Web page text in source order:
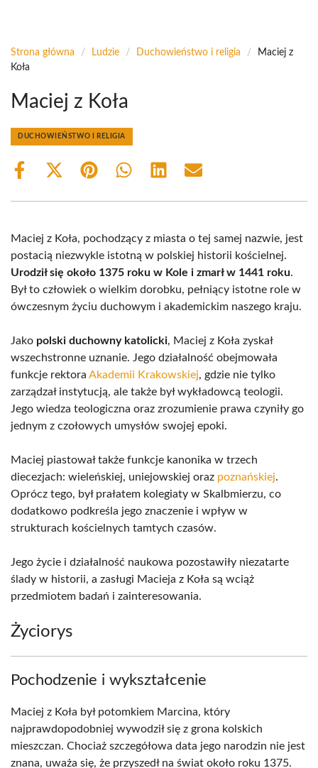
Strona główna / Ludzie / Duchowieństwo i religia /
Maciej z
Koła
Maciej z Koła
DUCHOWIEŃSTWO I RELIGIA
Share
Facebook
Share
X
Share
Pinterest
Share
WhatsApp
Share
LinkedIn
Share
Email
Maciej z Koła, pochodzący z miasta o tej samej nazwie, jest
postacią niezwykle istotną w polskiej historii kościelnej.
Urodził się około 1375 roku w Kole i zmarł w 1441 roku.
Był to człowiek o wielkim dorobku, pełniący istotne role w
ówczesnym życiu duchowym i akademickim naszego kraju.
Jako polski duchowny katolicki, Maciej z Koła zyskał
wszechstronne uznanie. Jego działalność obejmowała
funkcje rektora Akademii Krakowskiej, gdzie nie tylko
zarządzał instytucją, ale także był wykładowcą teologii.
Jego wiedza teologiczna oraz zrozumienie prawa czyniły go
jednym z czołowych umysłów swojej epoki.
Maciej piastował także funkcje kanonika w trzech
diecezjach: wieleńskiej, uniejowskiej oraz poznańskiej.
Oprócz tego, był prałatem kolegiaty w Skalbmierzu, co
dodatkowo podkreśla jego znaczenie i wpływ w
strukturach kościelnych tamtych czasów.
Jego życie i działalność naukowa pozostawiły niezatarte
ślady w historii, a zasługi Macieja z Koła są wciąż
przedmiotem badań i zainteresowania.
Życiorys
Pochodzenie i wykształcenie
Maciej z Koła był potomkiem Marcina, który
najprawdopodobniej wywodził się z grona kolskich
mieszczan. Chociaż szczegółowa data jego narodzin nie jest
znana, uważa się, że przyszedł na świat około roku 1375.